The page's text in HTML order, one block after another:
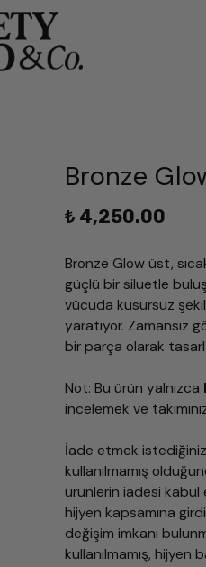
Bronze
₺ 4,250.00
Bronze Glow üst,
güçlü bir siluetle
vücuda kusursuz
yaratıyor. Zamansız
bir parça olarak
Not: Bu ürün yalnızca
incelemek ve
İade etmek
kullanılmamış
ürünlerin iadesi kabul
hijyen kapsamına
değişim imkanı
kullanılmamış, hijyen